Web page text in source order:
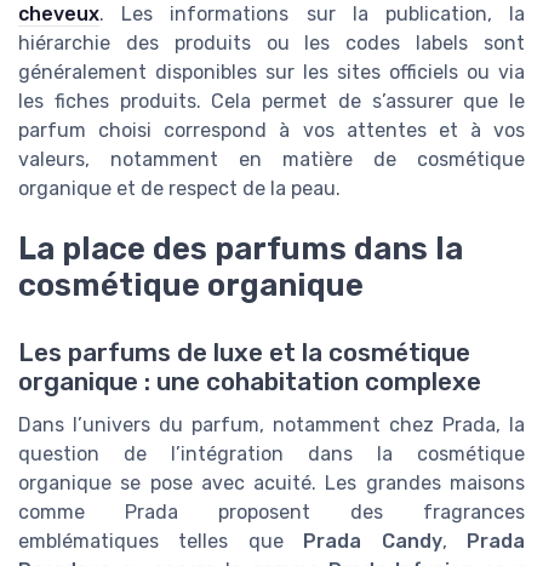
cheveux. Les informations sur la publication, la
hiérarchie des produits ou les codes labels sont
généralement disponibles sur les sites officiels ou via
les fiches produits. Cela permet de s’assurer que le
parfum choisi correspond à vos attentes et à vos
valeurs, notamment en matière de cosmétique
organique et de respect de la peau.
La place des parfums dans la
cosmétique organique
Les parfums de luxe et la cosmétique
organique : une cohabitation complexe
Dans l’univers du parfum, notamment chez Prada, la
question de l’intégration dans la cosmétique
organique se pose avec acuité. Les grandes maisons
comme Prada proposent des fragrances
emblématiques telles que
Prada Candy,
Prada